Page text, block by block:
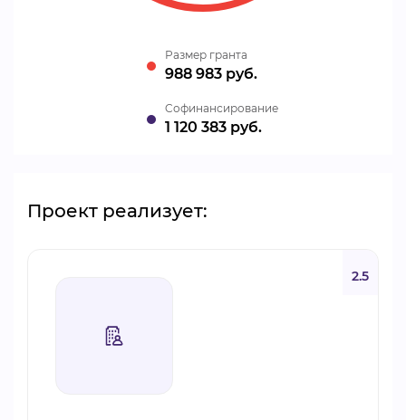
Размер гранта
988 983 руб.
Cофинансирование
1 120 383 руб.
Проект реализует:
2.5